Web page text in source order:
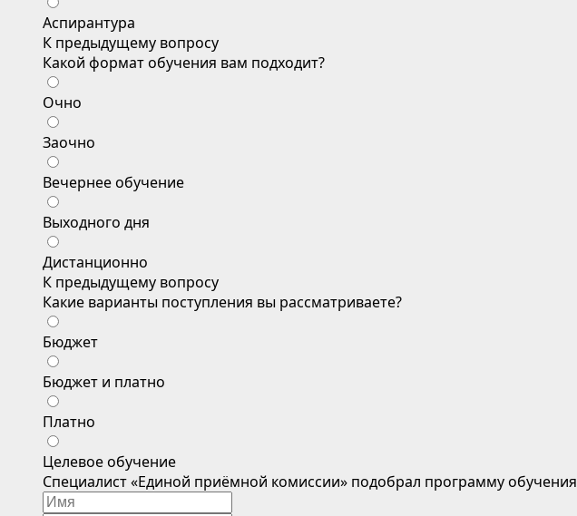
Аспирантура
К предыдущему вопросу
Какой формат обучения вам подходит?
Очно
Заочно
Вечернее обучение
Выходного дня
Дистанционно
К предыдущему вопросу
Какие варианты поступления вы рассматриваете?
Бюджет
Бюджет и платно
Платно
Целевое обучение
Специалист «Единой приёмной комиссии» подобрал программу обучения